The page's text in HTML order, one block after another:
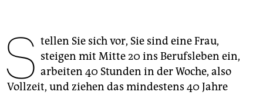
genossenschaft
epaper login
S tellen Sie sich vor, Sie sind eine Frau,
steigen mit Mitte 20 ins Berufsleben ein,
arbeiten 40 Stunden in der Woche, also
Vollzeit, und ziehen das mindestens 40 Jahre